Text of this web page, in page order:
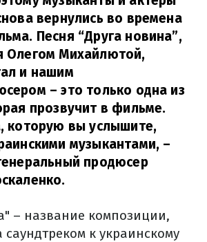
вернулись во времена
Песня “Друга новина”,
Олегом Михайлютой,
и нашим
– это только одна из
прозвучит в фильме.
которую вы услышите,
музыкантами, –
продюсер
– название композиции,
саундтреком к украинскому